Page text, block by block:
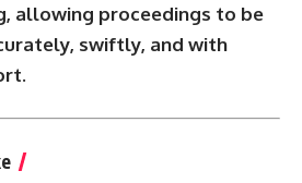
allowing proceedings to be
swiftly, and with